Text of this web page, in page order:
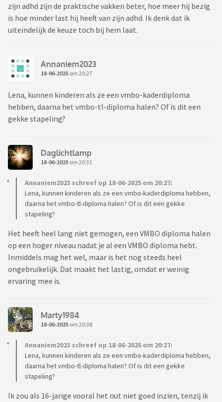
zijn adhd zijn de praktische vakken beter, hoe meer hij bezig
is hoe minder last hij heeft van zijn adhd. Ik denk dat ik
uiteindelijk de keuze toch bij hem laat.
Annaniem2023
18-06-2025 om 20:27
Lena, kunnen kinderen als ze een vmbo-kaderdiploma
hebben, daarna het vmbo-tl-diploma halen? Of is dit een
gekke stapeling?
Daglichtlamp
18-06-2025 om 20:31
Annaniem2023 schreef op 18-06-2025 om 20:27:
Lena, kunnen kinderen als ze een vmbo-kaderdiploma hebben,
daarna het vmbo-tl-diploma halen? Of is dit een gekke
stapeling?
Het heeft heel lang niet gemogen, een VMBO diploma halen
op een hoger niveau nadat je al een VMBO diploma hebt.
Inmiddels mag het wel, maar is het nog steeds heel
ongebruikelijk. Dat maakt het lastig, omdat er weinig
ervaring mee is.
Marty1984
18-06-2025 om 20:38
Annaniem2023 schreef op 18-06-2025 om 20:27:
Lena, kunnen kinderen als ze een vmbo-kaderdiploma hebben,
daarna het vmbo-tl-diploma halen? Of is dit een gekke
stapeling?
Ik zou als 16-jarige vooral het nut niet goed inzien, tenzij ik